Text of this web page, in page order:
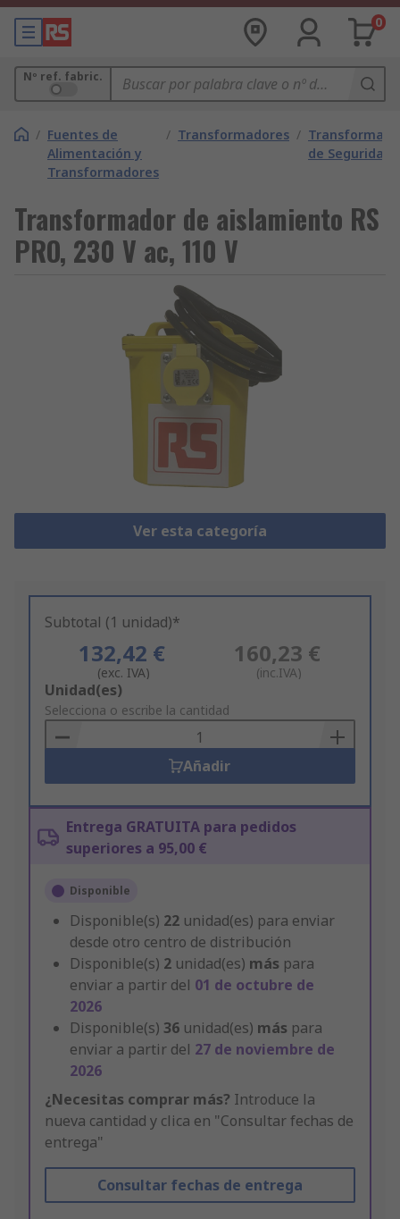
0
Nº ref. fabric.
/ Fuentes de
Alimentación y
Transformadores
/ Transformadores /
de Seguridad
Transformador de aislamiento RS
PRO, 230 V ac, 110 V
Ver esta categoría
Subtotal (1 unidad)*
132,42 €
(exc. IVA)
160,23 €
(inc.IVA)
Add
to
Basket
Unidad(es)
Selecciona o escribe la cantidad
Añadir
Entrega GRATUITA para pedidos
superiores a 95,00 €
Disponible
Disponible(s) 22 unidad(es) para enviar
desde otro centro de distribución
Disponible(s) 2 unidad(es) más para
enviar a partir del 01 de octubre de
2026
Disponible(s) 36 unidad(es) más para
enviar a partir del 27 de noviembre de
2026
¿Necesitas comprar más? Introduce la
nueva cantidad y clica en "Consultar fechas de
entrega"
Consultar fechas de entrega